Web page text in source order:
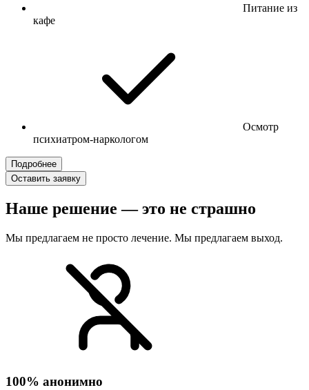
Питание из
кафе
Осмотр
психиатром-наркологом
Подробнее
Оставить заявку
Наше решение — это не страшно
Мы предлагаем не просто лечение. Мы предлагаем выход.
100% анонимно